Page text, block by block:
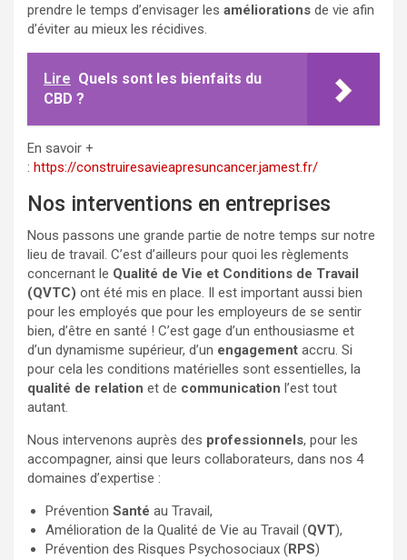
prendre le temps d’envisager les améliorations de vie afin
d’éviter au mieux les récidives.
Lire Quels sont les bienfaits du
CBD ?
En savoir +
: https://construiresavieapresuncancer.jamest.fr/
Nos interventions en entreprises
Nous passons une grande partie de notre temps sur notre
lieu de travail. C’est d’ailleurs pour quoi les règlements
concernant le Qualité de Vie et Conditions de Travail
(QVTC) ont été mis en place. Il est important aussi bien
pour les employés que pour les employeurs de se sentir
bien, d’être en santé ! C’est gage d’un enthousiasme et
d’un dynamisme supérieur, d’un engagement accru. Si
pour cela les conditions matérielles sont essentielles, la
qualité de relation et de communication l’est tout
autant.
Nous intervenons auprès des professionnels, pour les
accompagner, ainsi que leurs collaborateurs, dans nos 4
domaines d’expertise :
Prévention Santé au Travail,
Amélioration de la Qualité de Vie au Travail (QVT),
Prévention des Risques Psychosociaux (RPS)